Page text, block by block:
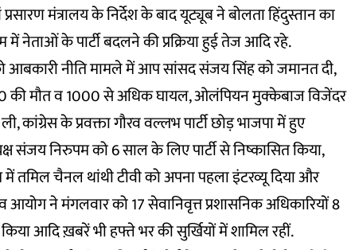
मंत्रालय के निर्देश के बाद यूट्यूब ने बोलता हिंदुस्तान का
नेताओं के पार्टी बदलने की प्रक्रिया हुई तेज आदि रहे.
आबकारी नीति मामले में आप सांसद संजय सिंह को जमानत दी,
की मौत व 1000 से अधिक घायल, ओलंपियन मुक्केबाज विजेंदर
कांग्रेस के प्रवक्ता गौरव वल्लभ पार्टी छोड़ भाजपा में हुए
संजय निरुपम को 6 साल के लिए पार्टी से निष्कासित किया,
में तमिल चैनल थांथी टीवी को अपना पहला इंटरव्यू दिया और
ने मंगलवार को 17 सेवानिवृत्त प्रशासनिक अधिकारियों 8
आदि ख़बरें भी हफ्ते भर की सुर्खियों में शामिल रहीं.